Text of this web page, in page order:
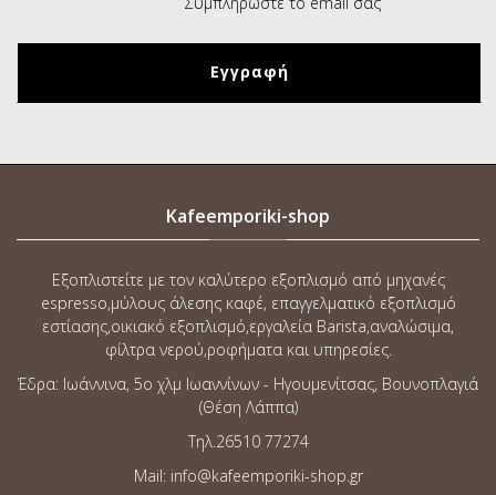
Kafeemporiki-shop
Εξοπλιστείτε με τον καλύτερο εξοπλισμό από μηχανές
espresso,μύλους άλεσης καφέ, επαγγελματικό εξοπλισμό
εστίασης,οικιακό εξοπλισμό,εργαλεία Barista,αναλώσιμα,
φίλτρα νερού,ροφήματα και υπηρεσίες.
Έδρα: Ιωάννινα, 5o χλμ Ιωαννίνων - Ηγουμενίτσας, Βουνοπλαγιά
(Θέση Λάππα)
Τηλ.26510 77274
Mail: info@kafeemporiki-shop.gr